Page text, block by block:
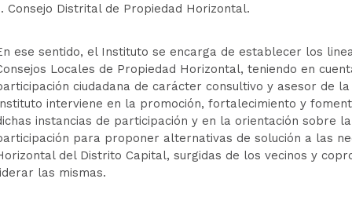
Consejo Distrital de Propiedad Horizontal.
ese sentido, el Instituto se encarga de establecer los
Locales de Propiedad Horizontal, teniendo en
ciudadana de carácter consultivo y asesor de
interviene en la promoción, fortalecimiento y
instancias de participación y en la orientación sobre
para proponer alternativas de solución a las
del Distrito Capital, surgidas de los vecinos y
las mismas.